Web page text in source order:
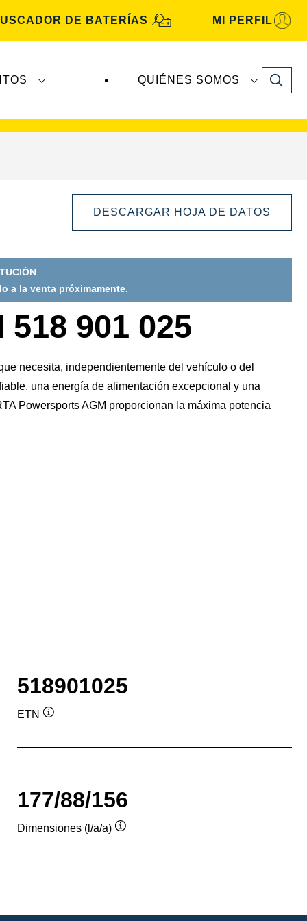
DE BATERÍAS MI PERFIL
QUIÉNES SOMOS Search
DESCARGAR HOJA DE DATOS
a la venta próximamente.
518 901 025
necesita, independientemente del vehículo o del
una energía de alimentación excepcional y una
Powersports AGM proporcionan la máxima potencia
518901025
ETN
herramientas
177/88/156
Dimensiones (l/a/a)
herramientas